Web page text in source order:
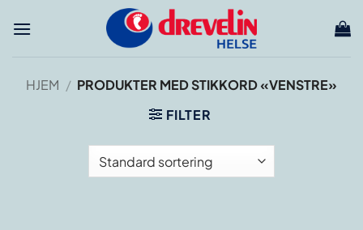
HJEM / PRODUKTER MED STIKKORD «VENSTRE»
FILTER